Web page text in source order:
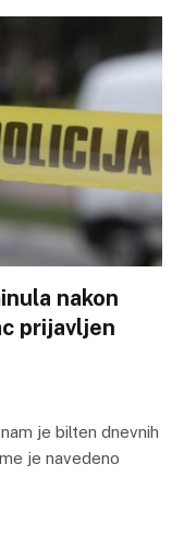
nakon
prijavljen
je bilten dnevnih
je navedeno